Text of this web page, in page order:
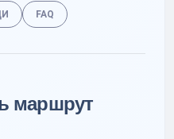
FAQ
маршрут